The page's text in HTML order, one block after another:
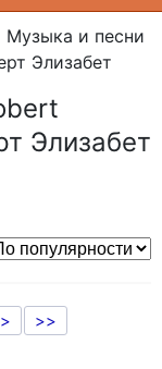
Музыка и песни
Элизабет
Элизабет
>>